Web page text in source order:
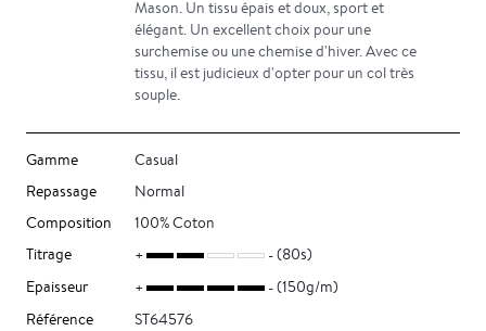
Mason. Un tissu épais et doux, sport et
élégant. Un excellent choix pour une
surchemise ou une chemise d'hiver. Avec ce
tissu, il est judicieux d'opter pour un col très
souple.
Gamme
Casual
Repassage
Normal
Composition
100% Coton
Titrage
(80s)
Epaisseur
(150g/m)
Référence
ST64576